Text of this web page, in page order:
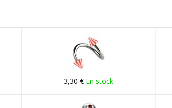
3,30 € En stock